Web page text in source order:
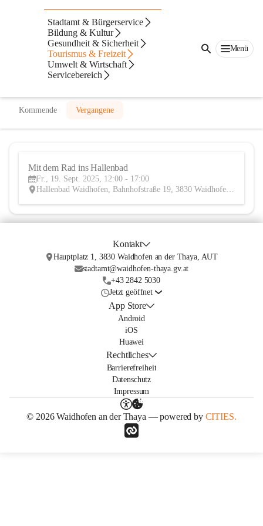
Stadtamt & Bürgerservice
Bildung & Kultur
Gesundheit & Sicherheit
Tourismus & Freizeit
Umwelt & Wirtschaft
Servicebereich
Menü
Hallenbad Waidhofen
@hallenbad-waidhofen
Hallenbad
In CITIES öffnen
Kommende Vergangene
Mit dem Rad ins Hallenbad
Fr., 19. Sept. 2025, 12:00 - 17:00
Hallenbad Waidhofen, Bahnhofstraße 19, 3830 Waidhofen an der Thaya, AUT
Kontakt
Hauptplatz 1, 3830 Waidhofen an der Thaya, AUT
stadtamt@waidhofen-thaya.gv.at
+43 2842 5030
Jetzt geöffnet
App Store
Android
iOS
Huawei
Rechtliches
Barrierefreiheit
Datenschutz
Impressum
© 2026 Waidhofen an der Thaya — powered by CITIES.